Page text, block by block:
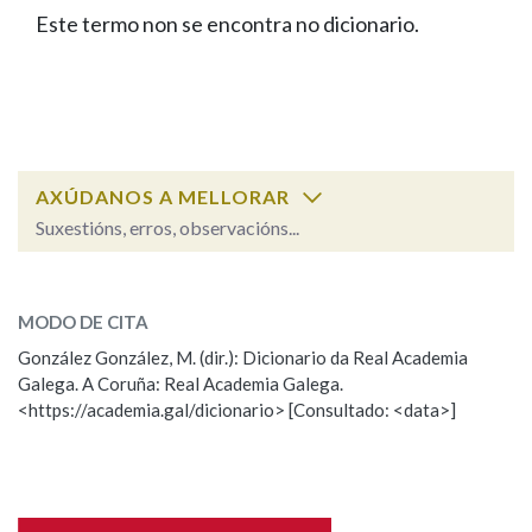
FIGURAS HOMENAXEADAS
PORTAL DAS PALABRAS
Facebook
TwitterYoutubeInstagram
Bluesky
BUSCAR NOS LEMAS
Remata por
BUSCAR NO CONTIDO
Nas definicións
Este termo non se encontra no dicionario.
AXÚDANOS A MELLORAR
Suxestións, erros, observacións...
Observación
Nome
MODO DE CITA
González González, M. (dir.): Dicionario da Real Academia
Galega. A Coruña: Real Academia Galega.
<https://academia.gal/dicionario> [Consultado: <data>]